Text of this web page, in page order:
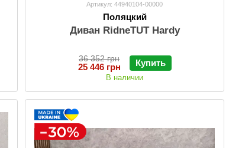
Артикул: 44940104-00000
Поляцкий
Диван RidneTUT Hardy
36 352 грн
25 446 грн Купить
В наличии